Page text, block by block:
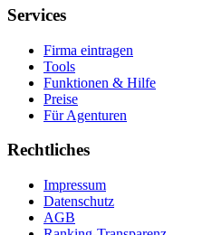
Services
Firma eintragen
Tools
Funktionen & Hilfe
Preise
Für Agenturen
Rechtliches
Impressum
Datenschutz
AGB